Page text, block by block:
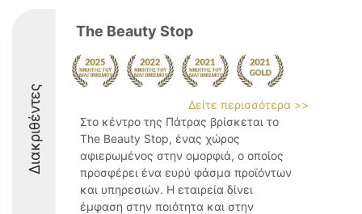
Διακριθέντες
The Beauty Stop
Δείτε περισσότερα >>
Στο κέντρο της Πάτρας βρίσκεται το
The Beauty Stop, ένας χώρος
αφιερωμένος στην ομορφιά, ο οποίος
προσφέρει ένα ευρύ φάσμα προϊόντων
και υπηρεσιών. Η εταιρεία δίνει
έμφαση στην ποιότητα και στην